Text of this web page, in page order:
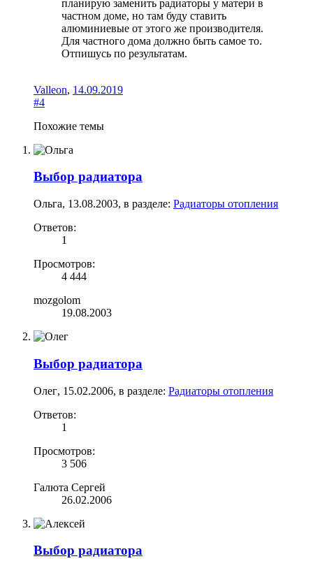
планирую заменить радиаторы у матери в
частном доме, но там буду ставить
алюминиевые от этого же производителя.
Для частного дома должно быть самое то.
Отпишусь по результатам.
Valleon, 14.09.2019
#4
Похожие темы
Выбор радиатора
Ольга, 13.08.2003, в разделе: Радиаторы отопления
Ответов:
1
Просмотров:
4 444
mozgolom
19.08.2003
Выбор радиатора
Олег, 15.02.2006, в разделе: Радиаторы отопления
Ответов:
1
Просмотров:
3 506
Галюта Сергей
26.02.2006
Выбор радиатора